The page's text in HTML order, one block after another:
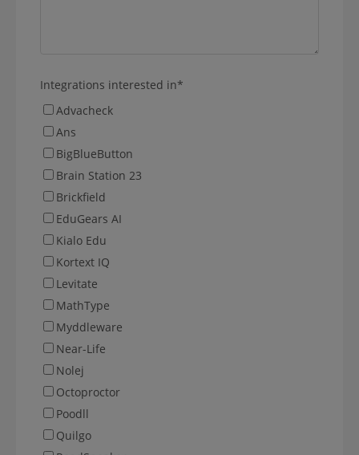
Integrations interested in*
Advacheck
Ans
BigBlueButton
Brain Station 23
Brickfield
EduGears AI
Kialo Edu
Kortext IQ
Levitate
MathType
Myddleware
Near-Life
Nolej
Octoproctor
Poodll
Quilgo